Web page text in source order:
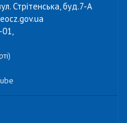
Стрітенська, буд.7-А
01,